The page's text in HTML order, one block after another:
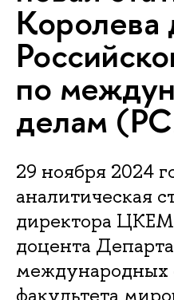
Королева
по
делам
29 ноября 2024
аналитическая
директора
доцента
международных
факультета